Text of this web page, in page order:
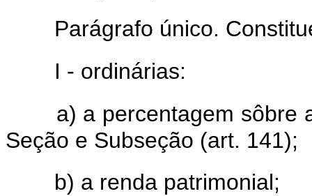
Parágrafo único.
I - ordinárias:
a) a percentagem sôbre
Seção e Subseção (art. 141);
b) a renda patrimonial;